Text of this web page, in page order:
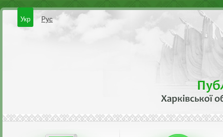
Укр Рус